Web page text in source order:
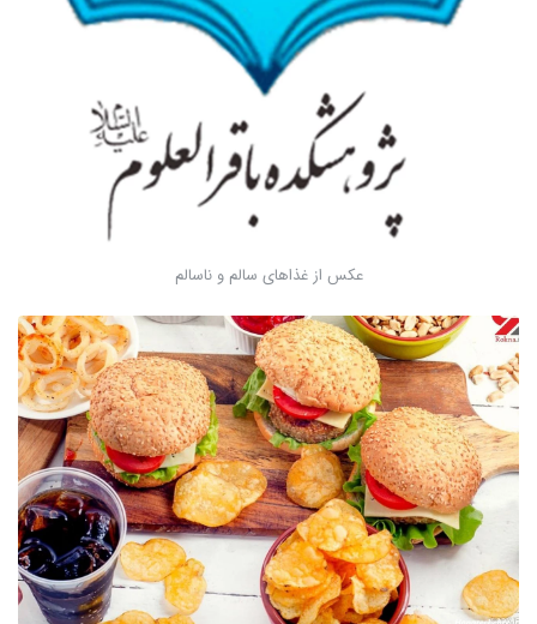
عکس از غذاهای سالم و ناسالم